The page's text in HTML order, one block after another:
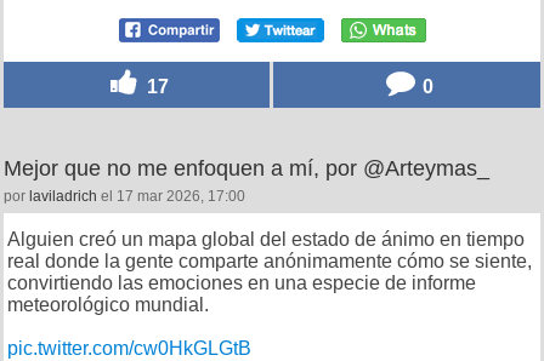
17 0
Mejor que no me enfoquen a mí, por @Arteymas_
por laviladrich el 17 mar 2026, 17:00
Alguien creó un mapa global del estado de ánimo en tiempo
real donde la gente comparte anónimamente cómo se siente,
convirtiendo las emociones en una especie de informe
meteorológico mundial.
pic.twitter.com/cw0HkGLGtB